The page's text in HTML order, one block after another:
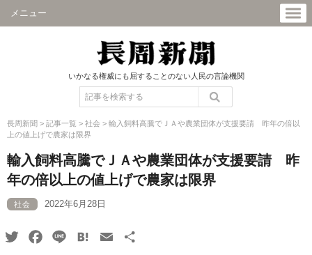
メニュー
いかなる権威にも屈することのない人民の言論機関
長周新聞 > 記事一覧 > 社会 > 輸入飼料高騰でＪＡや農業団体が支援要請 昨年の倍以
上の値上げで農家は限界
輸入飼料高騰でＪＡや農業団体が支援要請 昨
年の倍以上の値上げで農家は限界
社会 2022年6月28日
TwitterFacebook
Line HatenaEmail